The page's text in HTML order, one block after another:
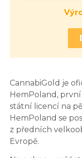
CannabiGold je
HemPoland,
státní licencí na
HemPoland se
z předních
Evropě.